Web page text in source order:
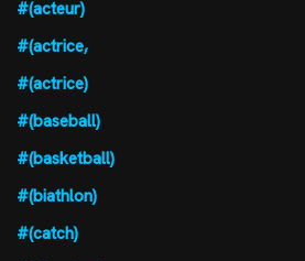
#(acteur)
#(actrice,
#(actrice)
#(baseball)
#(basketball)
#(biathlon)
#(catch)